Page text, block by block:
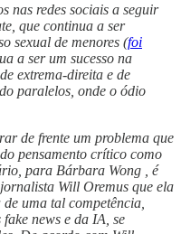
nas redes sociais a seguir
que continua a ser
sexual de menores (foi
a ser um sucesso na
extrema-direita e de
paralelos, onde o ódio
de frente um problema que
pensamento crítico como
para Bárbara Wong , é
Will Oremus que ela
uma tal competência,
news e da IA, se